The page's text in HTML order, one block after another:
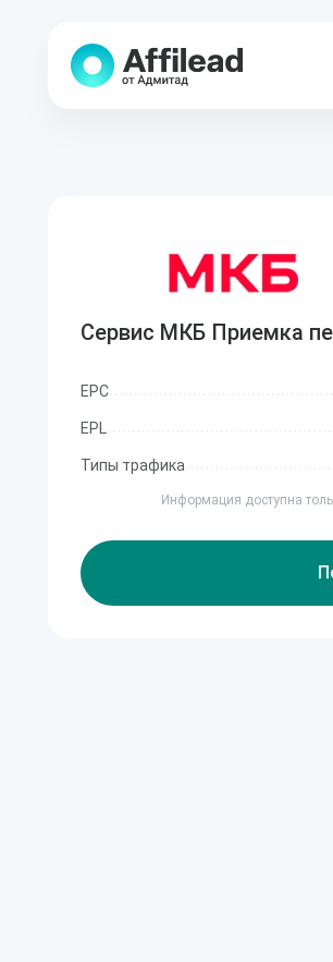
Сервис МКБ Приемка
EPC
EPL
Типы трафика
Информация доступна